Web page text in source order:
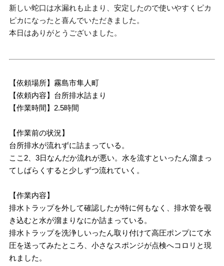
新しい蛇口は水漏れも止まり、安定したので使いやすくピカ
ピカになったと喜んでいただきました。
本日はありがとうございました。
【依頼場所】霧島市隼人町
【依頼内容】台所排水詰まり
【作業時間】2.5時間
【作業前の状況】
台所排水が流れずに詰まっている。
ここ2、3日なんだか流れが悪い。水を流すといったん溜まっ
てしばらくすると少しずつ流れていく。
【作業内容】
排水トラップを外して確認したが特に何もなく、排水管を覗
き込むと水が溜まりなにか詰まっている。
排水トラップを洗浄しいったん取り付けて高圧ポンプにて水
圧を送ってみたところ、小さなスポンジが点検へコロリと現
れました。